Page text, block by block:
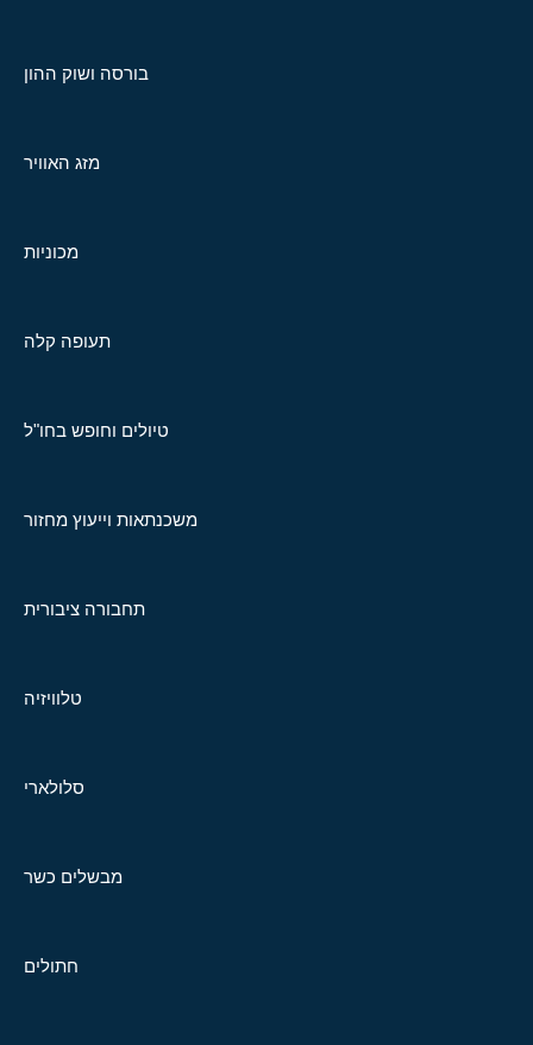
בורסה ושוק ההון
מזג האוויר
מכוניות
תעופה קלה
טיולים וחופש בחו"ל
משכנתאות וייעוץ מחזור
תחבורה ציבורית
טלוויזיה
סלולארי
מבשלים כשר
חתולים